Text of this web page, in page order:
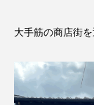
大手筋の商店街